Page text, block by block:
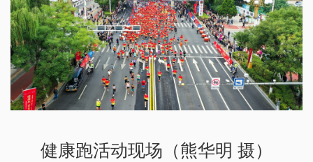
健康跑活动现场（熊华明 摄）